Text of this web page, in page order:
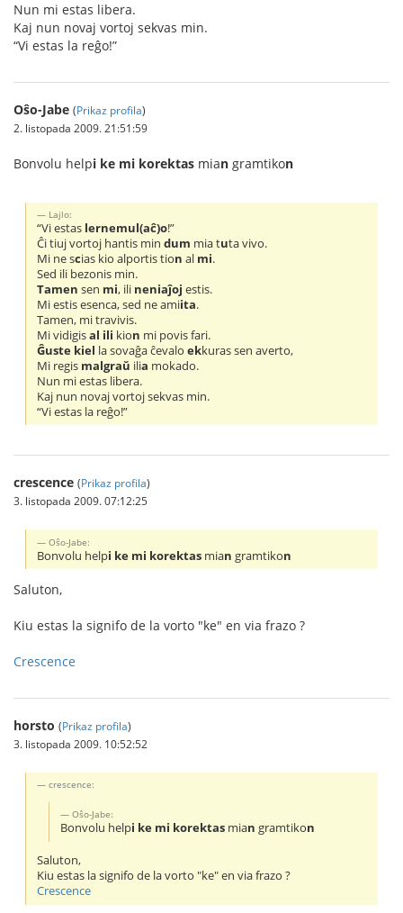
Nun mi estas libera.
Kaj nun novaj vortoj sekvas min.
“Vi estas la reĝo!”
Oŝo-Jabe (Prikaz profila)
2. listopada 2009. 21:51:59
Bonvolu helpi ke mi korektas mian gramtikon
Lajlo:
“Vi estas lernemul(aĉ)o!”
Ĉi tiuj vortoj hantis mindum mia tuta vivo.
Mi ne scias kio alportis tion al mi.
Sed ili bezonis min.
Tamen sen mi, ili neniaĵoj estis.
Mi estis esenca, sed ne amiita.
Tamen, mi travivis.
Mi vidigisal ili kion mi povis fari.
Ĝuste kiel la sovaĝa ĉevaloekkuras sen averto,
Mi regis malgraŭ ilia mokado.
Nun mi estas libera.
Kaj nun novaj vortoj sekvas min.
“Vi estas la reĝo!”
crescence (Prikaz profila)
3. listopada 2009. 07:12:25
Oŝo-Jabe:
Bonvolu helpi ke mi korektas mian gramtikon
Saluton,
Kiu estas la signifo de la vorto "ke" en via frazo ?
Crescence
horsto (Prikaz profila)
3. listopada 2009. 10:52:52
crescence:
Oŝo-Jabe:
Bonvolu helpi ke mi korektas mian gramtikon
Saluton,
Kiu estas la signifo de la vorto "ke" en via frazo ?
Crescence